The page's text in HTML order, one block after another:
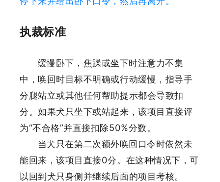
执裁标准
缓慢卧下，焦躁或坐下时注意力不集
中，唤回时目标不明确或行动缓慢，指导手
分腿站立或其他任何帮助提示都会导致扣
分。如果犬只坐下或站起来，该项目直接评
为“不合格”并直接扣除50%分数。
当犬只在第二次额外唤回口令时依然未
能回来，该项目直接0分。在这种情况下，可
以回到犬只身侧并继续后面的项目考核。